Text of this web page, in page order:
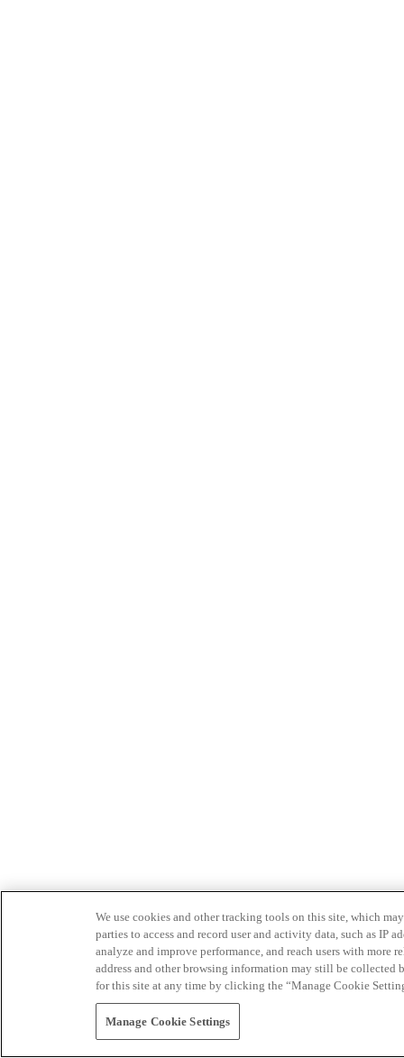
We use cookies and other tracking tools on this site, which
parties to access and record user and activity data, such as IP
analyze and improve performance, and reach users with
address and other browsing information may still be collected
for this site at any time by clicking the “Manage Cookie
Manage Cookie Settings